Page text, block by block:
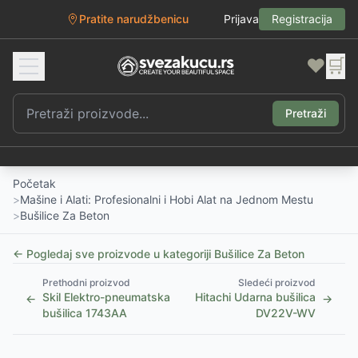
Pratite narudžbenicu Prijava Registracija
❤️ 🛒
Pretraži
Početak
>Mašine i Alati: Profesionalni i Hobi Alat na Jednom Mestu
>Bušilice Za Beton
← Pogledaj sve proizvode u kategoriji Bušilice Za Beton
←
Prethodni proizvod
Skil Elektro-pneumatska
bušilica 1743AA
Sledeći proizvod
Hitachi Udarna bušilica
DV22V-WV
→